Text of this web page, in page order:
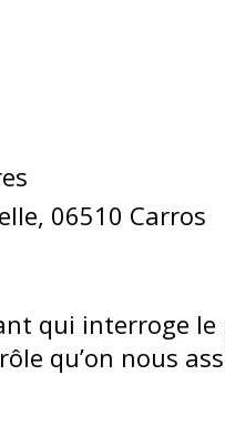
06510 Carros
qui interroge
qu’on nous